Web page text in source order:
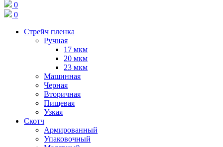
0
0
Стрейч пленка
Ручная
17 мкм
20 мкм
23 мкм
Машинная
Черная
Вторичная
Пищевая
Узкая
Скотч
Армированный
Упаковочный